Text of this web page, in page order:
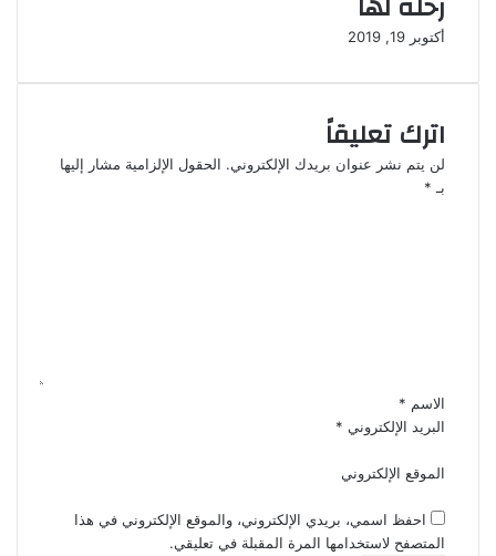
أكتوبر 19, 2019
اترك تعليقاً
لن يتم نشر عنوان بريدك الإلكتروني. الحقول الإلزامية مشار إليها
بـ *
الاسم *
البريد الإلكتروني *
الموقع الإلكتروني
احفظ اسمي، بريدي الإلكتروني، والموقع الإلكتروني في هذا
المتصفح لاستخدامها المرة المقبلة في تعليقي.